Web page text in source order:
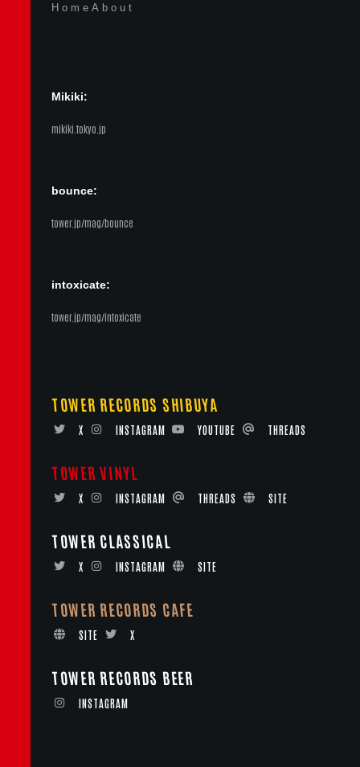
Home About
Mikiki:
mikiki.tokyo.jp
bounce:
tower.jp/mag/bounce
intoxicate:
tower.jp/mag/intoxicate
TOWER RECORDS SHIBUYA
X INSTAGRAM YOUTUBE THREADS
TOWER VINYL
X INSTAGRAM THREADS SITE
TOWER CLASSICAL
X INSTAGRAM SITE
TOWER RECORDS CAFE
SITE X
TOWER RECORDS BEER
INSTAGRAM